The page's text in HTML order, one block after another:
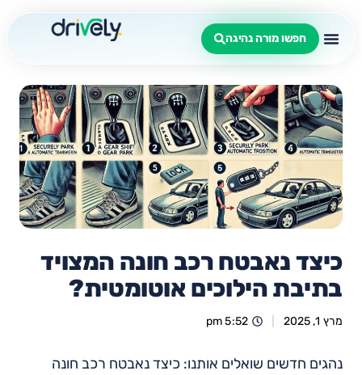
חפשו מורה נהיגה
כיצד נאבטח רכב חונה המצויד
בתיבת הילוכים אוטומטית?
מרץ 1, 2025 5:52 pm
נהגים חדשים שואלים אותנו: כיצד נאבטח רכב חונה